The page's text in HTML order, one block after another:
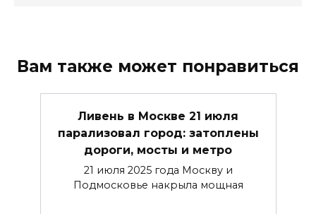
Вам также может понравиться
Ливень в Москве 21 июля
парализовал город: затоплены
дороги, мосты и метро
21 июля 2025 года Москву и
Подмосковье накрыла мощная